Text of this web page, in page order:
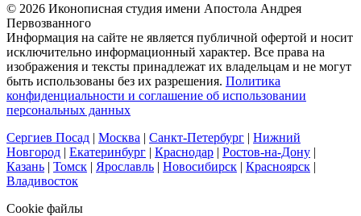
© 2026 Иконописная студия имени Апостола Андрея
Первозванного
Информация на сайте не является публичной офертой и носит
исключительно информационный характер. Все права на
изображения и тексты принадлежат их владельцам и не могут
быть использованы без их разрешения. Политика
конфиденциальности и соглашение об использовании
персональных данных
Сергиев Посад | Москва | Санкт-Петербург | Нижний
Новгород | Екатеринбург | Краснодар | Ростов-на-Дону |
Казань | Томск | Ярославль | Новосибирск | Красноярск |
Владивосток
Cookie файлы